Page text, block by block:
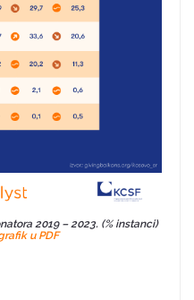
2019 – 2023. (% instanci)
u PDF